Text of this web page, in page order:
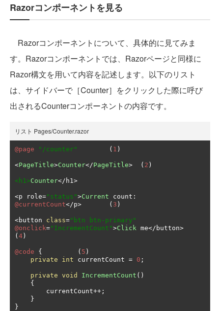
Razorコンポーネントを見る
Razorコンポーネントについて、具体的に見てみま
す。Razorコンポーネントでは、Razorページと同様に
Razor構文を用いて内容を記述します。以下のリスト
は、サイドバーで［Counter］をクリックした際に呼び
出されるCounterコンポーネントの内容です。
リスト Pages/Counter.razor
@page "/counter" ( 1 )
<PageTitle>Counter</PageTitle> ( 2 )
<h1>Counter</ h1 >
<p role="status">Current count :
@currentCount</p> ( 3 )
<button class="btn btn-primary"
@onclick="IncrementCount">Click me</ button>
(4)
@code { ( 5 )
private
int currentCount = 0 ;
private void IncrementCount ()
{
        currentCount
++;
}
}